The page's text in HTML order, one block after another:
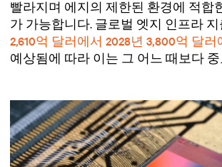
빨라지며 에지의 제한된 환경에 적합
가 가능합니다. 글로벌 엣지 인프라 지
2,610억 달러에서 2028년 3,800억 달러
예상됨에 따라 이는 그 어느 때보다